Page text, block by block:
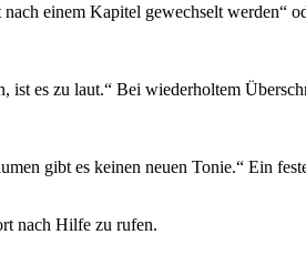
einem Kapitel gewechselt werden“
es zu laut.“ Bei wiederholtem
gibt es keinen neuen Tonie.“ Ein
nach Hilfe zu rufen.